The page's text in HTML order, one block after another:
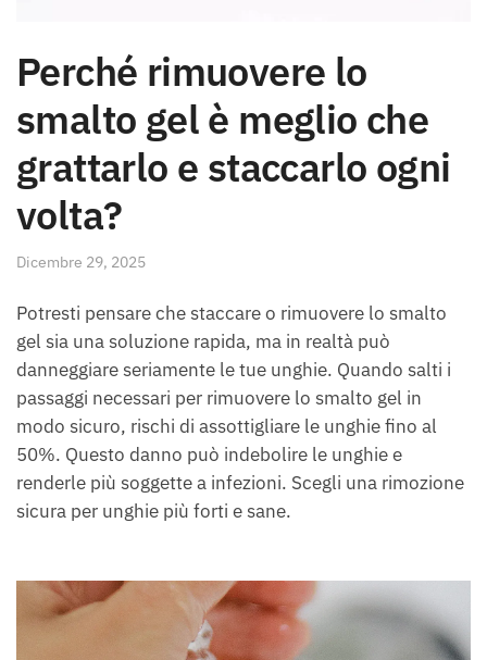
Perché rimuovere lo
smalto gel è meglio che
grattarlo e staccarlo ogni
volta?
Dicembre 29, 2025
Potresti pensare che staccare o rimuovere lo smalto
gel sia una soluzione rapida, ma in realtà può
danneggiare seriamente le tue unghie. Quando salti i
passaggi necessari per rimuovere lo smalto gel in
modo sicuro, rischi di assottigliare le unghie fino al
50%. Questo danno può indebolire le unghie e
renderle più soggette a infezioni. Scegli una rimozione
sicura per unghie più forti e sane.